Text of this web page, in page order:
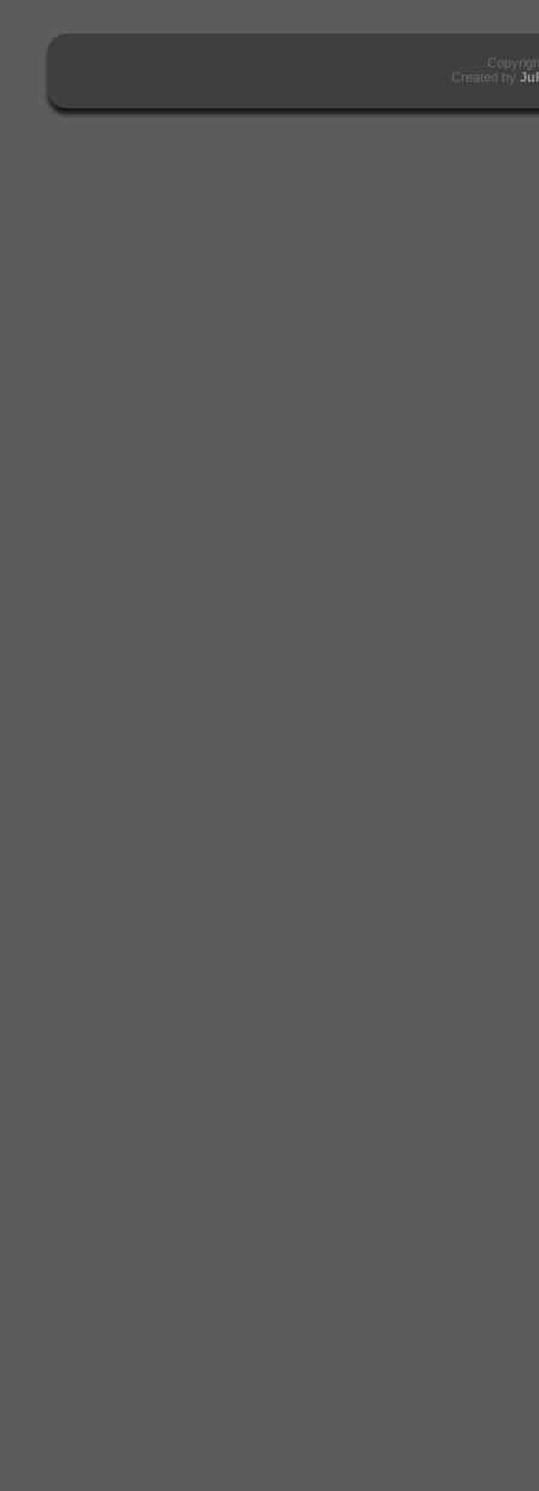
Created by